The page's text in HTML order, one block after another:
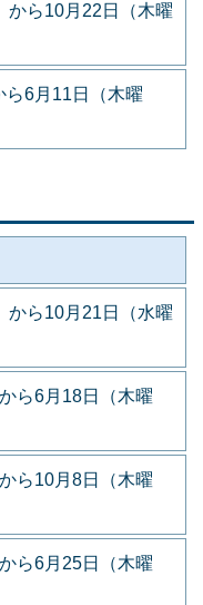
から10月22日（木曜
ら6月11日（木曜
から10月21日（水曜
ら6月18日（木曜
ら10月8日（木曜
ら6月25日（木曜